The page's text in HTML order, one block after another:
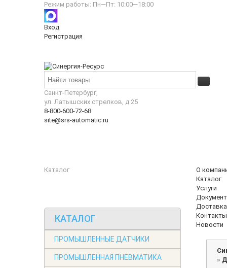
Режим работы: Пн—Пт: 10:00—18:00
Вход
Регистрация
Санкт-Петербург,
ул. Латышских стрелков, д 25
8-800-600-72-68
site@srs-automatic.ru
Каталог
О
Каталог
Услуги
Доставка
Контакты
Новости
КАТАЛОГ
ПРОМЫШЛЕННЫЕ ДАТЧИКИ
ПРОМЫШЛЕННАЯ ПНЕВМАТИКА
»